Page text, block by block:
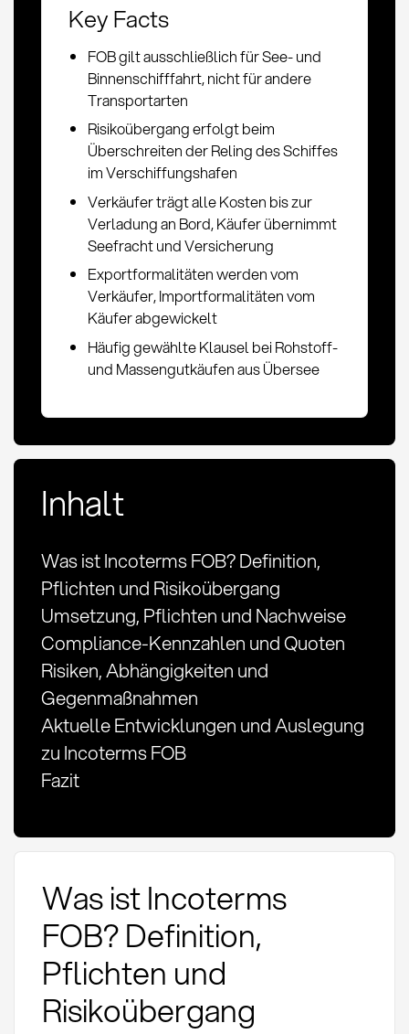
Key Facts
FOB gilt ausschließlich für See- und
Binnenschifffahrt, nicht für andere
Transportarten
Risikoübergang erfolgt beim
Überschreiten der Reling des Schiffes
im Verschiffungshafen
Verkäufer trägt alle Kosten bis zur
Verladung an Bord, Käufer übernimmt
Seefracht und Versicherung
Exportformalitäten werden vom
Verkäufer, Importformalitäten vom
Käufer abgewickelt
Häufig gewählte Klausel bei Rohstoff-
und Massengutkäufen aus Übersee
Inhalt
Was ist Incoterms FOB? Definition,
Pflichten und Risikoübergang
Umsetzung, Pflichten und Nachweise
Compliance-Kennzahlen und Quoten
Risiken, Abhängigkeiten und
Gegenmaßnahmen
Aktuelle Entwicklungen und Auslegung
zu Incoterms FOB
Fazit
Was ist Incoterms
FOB? Definition,
Pflichten und
Risikoübergang